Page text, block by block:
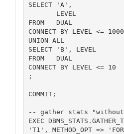
SELECT 'A',
FROM   DUAL
CONNECT BY LEVEL <=
UNION ALL
SELECT 'B', LEVEL
FROM   DUAL
CONNECT BY LEVEL <= 10
;
COMMIT;
-- gather stats
EXEC
'T1', METHOD_OPT =>